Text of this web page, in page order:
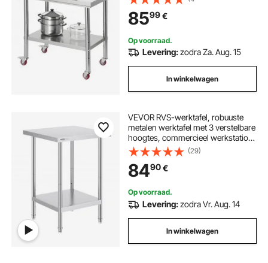
commerciële keukens, restaurants,
hotels, garages en buitengebruik
8599€
Op voorraad.
Levering:zodra Za. Aug. 15
In winkelwagen
VEVOR RVS-werktafel, robuuste
metalen werktafel met 3 verstelbare
hoogtes, commercieel werkstation
voor keuken, garage, restaurant,
achtertuin 610 x 610 x 864 mm
(29)
8490€
Op voorraad.
Levering:zodra Vr. Aug. 14
In winkelwagen